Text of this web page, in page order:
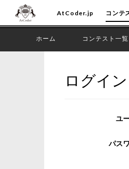
AtCoder.jp コンテ
ホーム コンテスト一覧
ログイン
ユ
パス